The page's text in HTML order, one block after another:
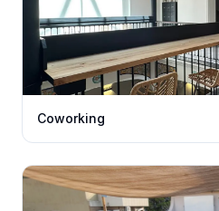
Coworking